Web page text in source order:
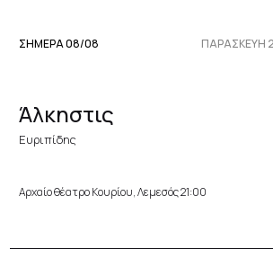
ΣΗΜΕΡΑ 08/08 ΠΑΡΑΣΚΕΥΉ
Άλκηστις
Ευριπίδης
Αρχαίο θέατρο Κουρίου, Λεμεσός 21:00